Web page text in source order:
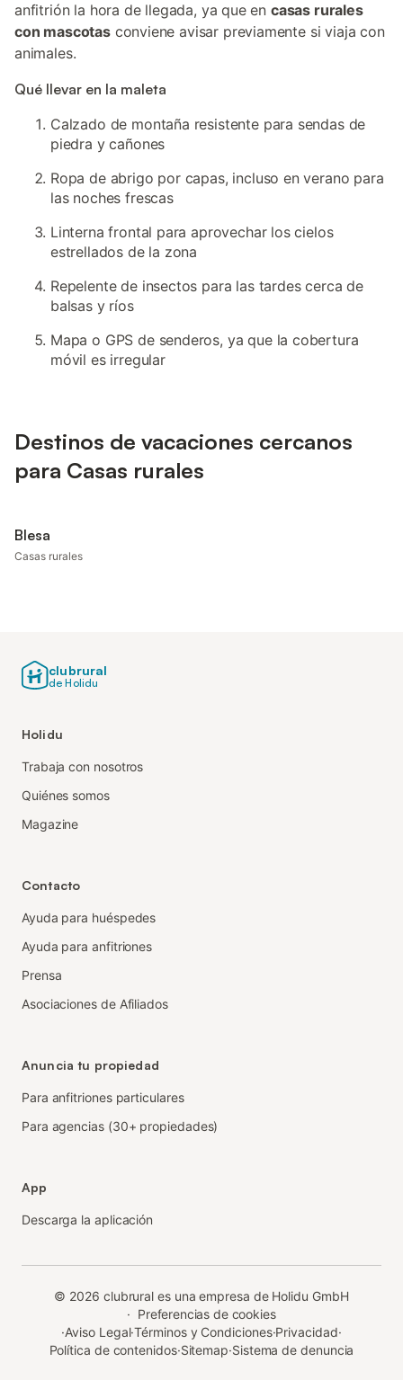
anfitrión la hora de llegada, ya que en casas rurales
con mascotasconviene avisar previamente si viaja con
animales.
Qué llevar en la maleta
Calzado de montaña resistente para sendas de
piedra y cañones
Ropa de abrigo por capas, incluso en verano para
las noches frescas
Linterna frontal para aprovechar los cielos
estrellados de la zona
Repelente de insectos para las tardes cerca de
balsas y ríos
Mapa o GPS de senderos, ya que la cobertura
móvil es irregular
Destinos de vacaciones cercanos
para Casas rurales
Blesa
Casas rurales
clubrural
de Holidu
Holidu
Trabaja con nosotros
Quiénes somos
Magazine
Contacto
Ayuda para huéspedes
Ayuda para anfitriones
Prensa
Asociaciones de Afiliados
Anuncia tu propiedad
Para anfitriones particulares
Para agencias (30+ propiedades)
App
Descarga la aplicación
© 2026 clubrural es una empresa de Holidu GmbH
· Preferencias de cookies
·Aviso Legal·Términos y Condiciones·Privacidad·
Política de contenidos·Sitemap·Sistema de denuncia